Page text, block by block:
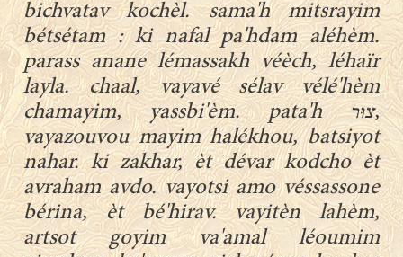
bichvatav kochèl. sama'h mitsrayim
bétsétam : ki nafal pa'hdam aléhèm.
parass anane lémassakh véèch, léhaïr
layla. chaal, vayavé sélav vélé'hèm
chamayim, yassbi'èm. pata'h צוּר,
vayazouvou mayim halékhou, batsiyot
nahar. ki zakhar, èt dévar kodcho èt
avraham avdo. vayotsi amo véssassone
bérina, èt bé'hirav. vayitèn lahèm,
artsot goyim va'amal léoumim